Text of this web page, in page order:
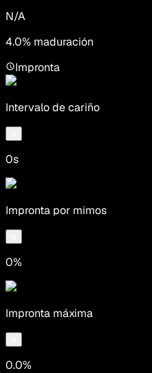
N/A
4.0% maduración
Impronta
Intervalo de cariño
0s
Impronta por mimos
0%
Impronta máxima
0.0%